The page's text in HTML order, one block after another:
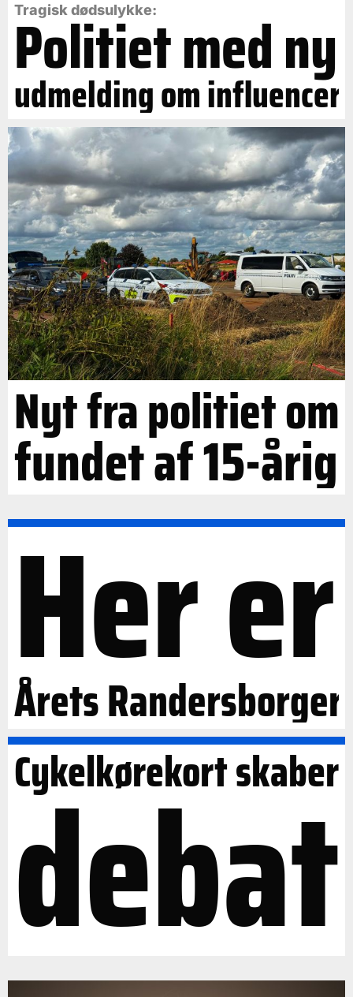
Tragisk dødsulykke:
Politiet med ny
udmelding om influencer
Nyt fra politiet om
fundet af 15-årig
Her er
Årets Randersborger
Cykelkørekort skaber
debat